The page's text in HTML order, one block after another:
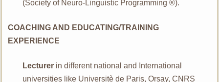
(Society of Neuro-Linguistic Programming ®).
COACHING AND EDUCATING/TRAINING
EXPERIENCE
Lecturer in different national and International
universities like Universitè de Paris, Orsay, CNRS